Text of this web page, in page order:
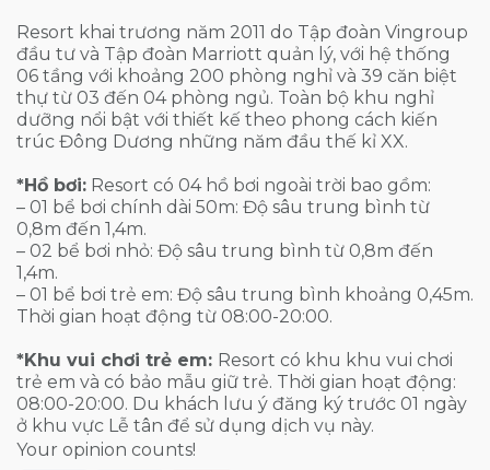
Resort khai trương năm 2011 do Tập đoàn Vingroup
đầu tư và Tập đoàn Marriott quản lý, với hệ thống
06 tầng với khoảng 200 phòng nghỉ và 39 căn biệt
thự từ 03 đến 04 phòng ngủ. Toàn bộ khu nghỉ
dưỡng nổi bật với thiết kế theo phong cách kiến
trúc Đông Dương những năm đầu thế kỉ XX.
*Hồ bơi: Resort có 04 hồ bơi ngoài trời bao gồm:
– 01 bể bơi chính dài 50m: Độ sâu trung bình từ
0,8m đến 1,4m.
– 02 bể bơi nhỏ: Độ sâu trung bình từ 0,8m đến
1,4m.
– 01 bể bơi trẻ em: Độ sâu trung bình khoảng 0,45m.
Thời gian hoạt động từ 08:00-20:00.
*Khu vui chơi trẻ em: Resort có khu khu vui chơi
trẻ em và có bảo mẫu giữ trẻ. Thời gian hoạt động:
08:00-20:00. Du khách lưu ý đăng ký trước 01 ngày
ở khu vực Lễ tân để sử dụng dịch vụ này.
Your opinion counts!